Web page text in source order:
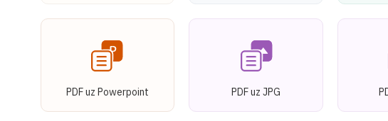
PDF uz Powerpoint PDF uz JPG